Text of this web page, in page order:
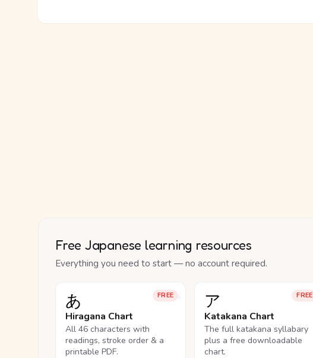
Free Japanese learning resources
Everything you need to start — no account required.
FREE
あ
Hiragana Chart
All 46 characters with
readings, stroke order & a
printable PDF.
FREE
ア
Katakana Chart
The full katakana syllabary
plus a free downloadable
chart.